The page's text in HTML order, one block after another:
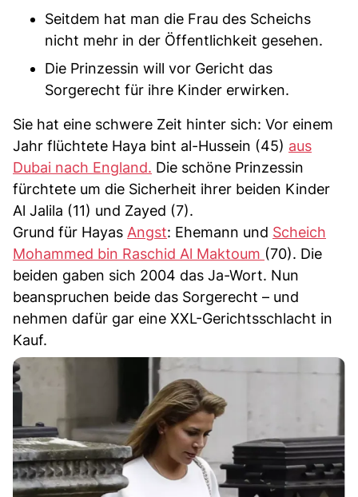
Seitdem hat man die Frau des Scheichs
nicht mehr in der Öffentlichkeit gesehen.
Die Prinzessin will vor Gericht das
Sorgerecht für ihre Kinder erwirken.
Sie hat eine schwere Zeit hinter sich: Vor einem
Jahr flüchtete Haya bint al-Hussein (45) aus
Dubai nach England. Die schöne Prinzessin
fürchtete um die Sicherheit ihrer beiden Kinder
Al Jalila (11) und Zayed (7).
Grund für Hayas Angst: Ehemann und Scheich
Mohammed bin Raschid Al Maktoum (70). Die
beiden gaben sich 2004 das Ja-Wort. Nun
beanspruchen beide das Sorgerecht – und
nehmen dafür gar eine XXL-Gerichtsschlacht in
Kauf.